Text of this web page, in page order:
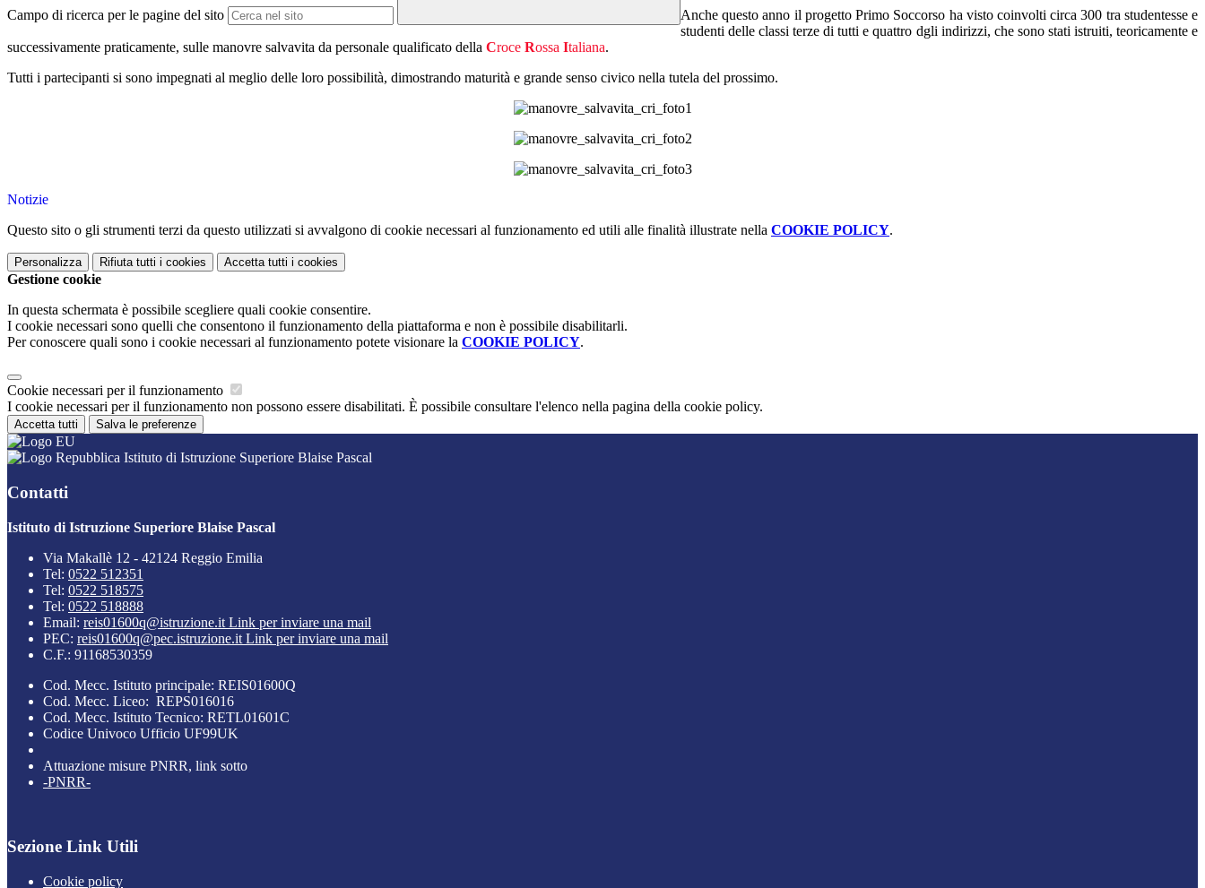
Campo di ricerca per le pagine del sito
Anche questo anno il progetto Primo Soccorso ha visto coinvolti circa 300 tra studentesse e
studenti delle classi terze di tutti e quattro dgli indirizzi, che sono stati istruiti, teoricamente e
successivamente praticamente, sulle manovre salvavita da personale qualificato della Croce Rossa Italiana.
Tutti i partecipanti si sono impegnati al meglio delle loro possibilità, dimostrando maturità e grande senso civico nella tutela del prossimo.
Notizie
Questo sito o gli strumenti terzi da questo utilizzati si avvalgono di cookie necessari al funzionamento ed utili alle finalità illustrate nella COOKIE POLICY.
Personalizza Rifiuta tutti i cookies Accetta tutti i cookies
Gestione cookie
In questa schermata è possibile scegliere quali cookie consentire.
I cookie necessari sono quelli che consentono il funzionamento della piattaforma e non è possibile disabilitarli.
Per conoscere quali sono i cookie necessari al funzionamento potete visionare la COOKIE POLICY.
Cookie necessari per il funzionamento
I cookie necessari per il funzionamento non possono essere disabilitati. È possibile consultare l'elenco nella pagina della cookie policy.
Accetta tutti Salva le preferenze
Istituto di Istruzione Superiore Blaise Pascal
Contatti
Istituto di Istruzione Superiore Blaise Pascal
Via Makallè 12 - 42124 Reggio Emilia
Tel: 0522 512351
Tel: 0522 518575
Tel: 0522 518888
Email: reis01600q@istruzione.it Link per inviare una mail
PEC: reis01600q@pec.istruzione.it Link per inviare una mail
C.F.: 91168530359
Cod. Mecc. Istituto principale: REIS01600Q
Cod. Mecc. Liceo: REPS016016
Cod. Mecc. Istituto Tecnico: RETL01601C
Codice Univoco Ufficio UF99UK
Attuazione misure PNRR, link sotto
-PNRR-
Sezione Link Utili
Cookie policy